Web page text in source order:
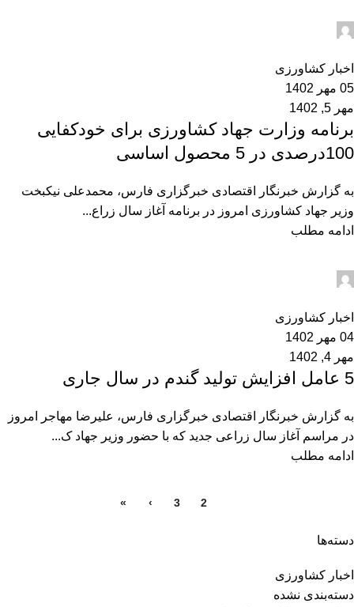
اخبار کشاورزی
05 مهر 1402
مهر 5, 1402
برنامه وزارت جهاد کشاورزی برای خودکفایی
100درصدی در 5 محصول اساسی
‌‌‌‌‌‌‌‌به گزارش خبرنگار اقتصادی خبرگزاری فارس، محمدعلی نیکبخت
وزیر جهاد کشاورزی امروز در برنامه آغاز سال زراع...
ادامه مطلب
اخبار کشاورزی
04 مهر 1402
مهر 4, 1402
5 عامل افزایش تولید گندم در سال جاری
به گزارش خبرنگار اقتصادی خبرگزاری فارس، علیرضا مهاجر امروز
در مراسم آغاز سال زراعی جدید که با حضور وزیر جهاد ک...
ادامه مطلب
2
3
›
»
دسته‌ها
اخبار کشاورزی
دسته‌بندی نشده